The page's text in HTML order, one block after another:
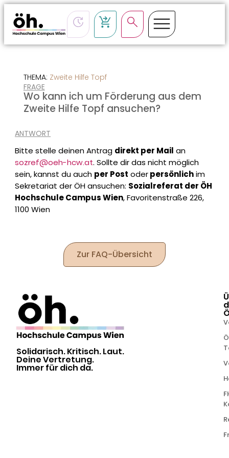
THEMA: Zweite Hilfe Topf
FRAGE
Wo kann ich um Förderung aus dem
Zweite Hilfe Topf ansuchen?
ANTWORT
Bitte stelle deinen Antrag direkt per Mail an
sozref@oeh-hcw.at. Sollte dir das nicht möglich
sein, kannst du auch per Post oderpersönlichim
Sekretariat der ÖH ansuchen: Sozialreferat der ÖH
Hochschule Campus Wien, Favoritenstraße 226,
1100 Wien
Zur FAQ-Übersicht
Solidarisch. Kritisch. Laut.
Deine Vertretung.
Immer für dich da.